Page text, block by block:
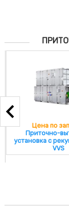
Цена по
Приточно-
установка с
VVS